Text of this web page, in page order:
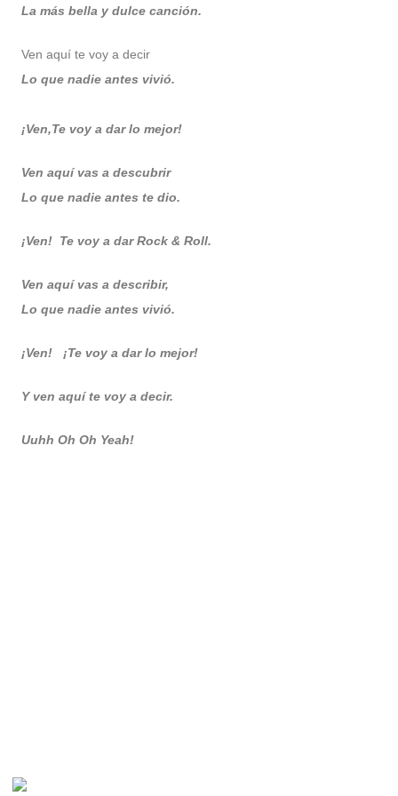
La más bella y dulce canción.
Ven aquí te voy a decir
Lo que nadie antes vivió.
¡Ven,Te voy a dar lo mejor!
Ven aquí vas a descubrir
Lo que nadie antes te dio.
¡Ven! Te voy a dar Rock & Roll.
Ven aquí vas a describir,
Lo que nadie antes vivió.
¡Ven! ¡Te voy a dar lo mejor!
Y ven aquí te voy a decir.
Uuhh Oh Oh Yeah!